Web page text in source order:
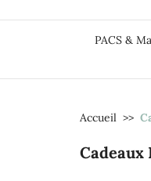
PACS &
Accueil